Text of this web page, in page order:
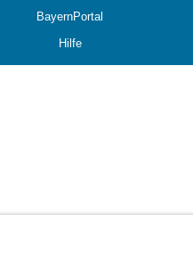
BayernPortal
Hilfe